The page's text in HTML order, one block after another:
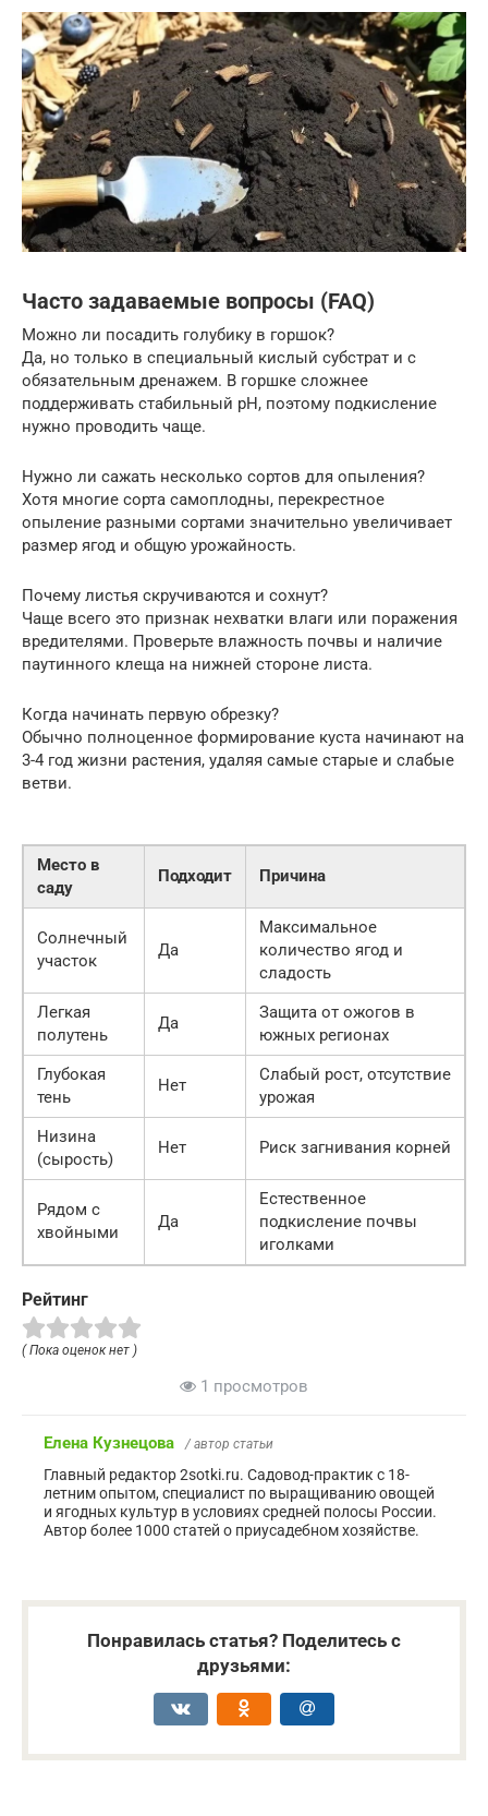
Часто задаваемые вопросы (FAQ)
Можно ли посадить голубику в горшок?
Да, но только в специальный кислый субстрат и с
обязательным дренажем. В горшке сложнее
поддерживать стабильный pH, поэтому подкисление
нужно проводить чаще.
Нужно ли сажать несколько сортов для опыления?
Хотя многие сорта самоплодны, перекрестное
опыление разными сортами значительно увеличивает
размер ягод и общую урожайность.
Почему листья скручиваются и сохнут?
Чаще всего это признак нехватки влаги или поражения
вредителями. Проверьте влажность почвы и наличие
паутинного клеща на нижней стороне листа.
Когда начинать первую обрезку?
Обычно полноценное формирование куста начинают на
3-4 год жизни растения, удаляя самые старые и слабые
ветви.
Место в
саду
Подходит Причина
Солнечный
участок
Да
Максимальное
количество ягод и
сладость
Легкая
полутень
Да
Защита от ожогов в
южных регионах
Глубокая
тень
Нет
Слабый рост, отсутствие
урожая
Низина
(сырость)
Нет Риск загнивания корней
Рядом с
хвойными
Да
Естественное
подкисление почвы
иголками
Рейтинг
( Пока оценок нет )
1 просмотров
Елена Кузнецова / автор статьи
Главный редактор 2sotki.ru. Садовод-практик с 18-
летним опытом, специалист по выращиванию овощей
и ягодных культур в условиях средней полосы России.
Автор более 1000 статей о приусадебном хозяйстве.
Понравилась статья? Поделитесь с
друзьями: